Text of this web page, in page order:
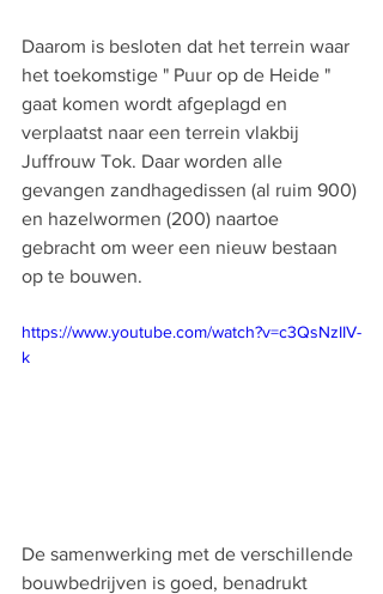
Daarom is besloten dat het terrein waar
het toekomstige " Puur op de Heide "
gaat komen wordt afgeplagd en
verplaatst naar een terrein vlakbij
Juffrouw Tok. Daar worden alle
gevangen zandhagedissen (al ruim 900)
en hazelwormen (200) naartoe
gebracht om weer een nieuw bestaan
op te bouwen.
https://www.youtube.com/watch?v=c3QsNzIIV-
k
De samenwerking met de verschillende
bouwbedrijven is goed, benadrukt